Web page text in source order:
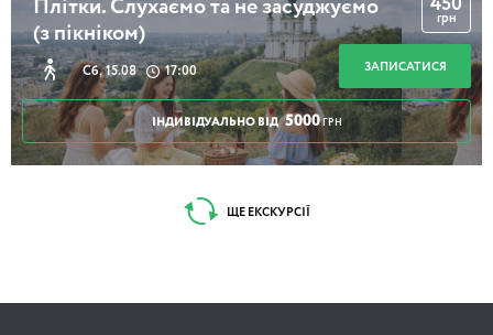
Плітки. Слухаємо та не засуджуємо
(з пікніком)
Сб, 15.08 17:00
450
грн
ЗАПИСАТИСЯ
ІНДИВІДУАЛЬНО ВІД 5000 ГРН
ЩЕ ЕКСКУРСІЇ